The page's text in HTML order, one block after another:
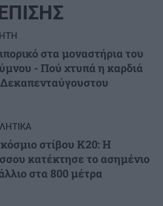
στα μοναστήρια του
- Πού χτυπά η καρδιά
στίβου Κ20: Η
κατέκτησε το ασημένιο
στα 800 μέτρα